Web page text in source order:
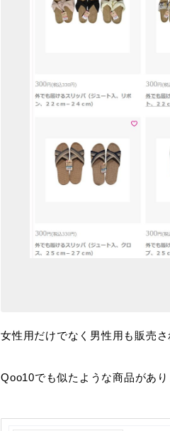
女性用だけでなく男性用も販売さ
Qoo10でも似たような商品があ